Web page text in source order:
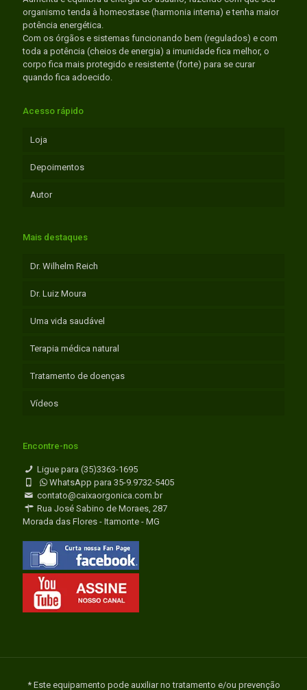
organismo tenda à homeostase (harmonia interna) e tenha maior
potência energética.
Com os órgãos e sistemas funcionando bem (regulados) e com
toda a potência (cheios de energia) a imunidade fica melhor, o
corpo fica mais protegido e resistente (forte) para se curar
quando fica adoecido.
Acesso rápido
Loja
Depoimentos
Autor
Mais destaques
Dr. Wilhelm Reich
Dr. Luiz Moura
Uma vida saudável
Terapia médica natural
Tratamento de doenças
Vídeos
Encontre-nos
Ligue para (35)3363-1695
WhatsApp para 35-9.9732-5405
contato@caixaorgonica.com.br
Rua José Sabino de Moraes, 287
Morada das Flores - Itamonte - MG
* Este equipamento pode auxiliar no tratamento e/ou prevenção